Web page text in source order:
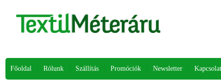
Főoldal Rólunk Szállítás Promóciók Newsletter Kapcsolat